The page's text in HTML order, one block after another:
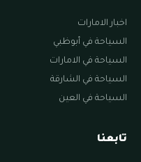
اخبار الامارات
السياحة في أبوظبي
السياحة في الامارات
السياحة في الشارقة
السياحة في العين
تابعنا